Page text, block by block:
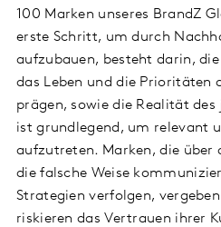
100 Marken unseres BrandZ
erste Schritt, um durch
aufzubauen, besteht darin,
das Leben und die Prioritäten
prägen, sowie die Realität des
ist grundlegend, um relevant
aufzutreten. Marken, die über
die falsche Weise
Strategien verfolgen,
riskieren das Vertrauen ihrer